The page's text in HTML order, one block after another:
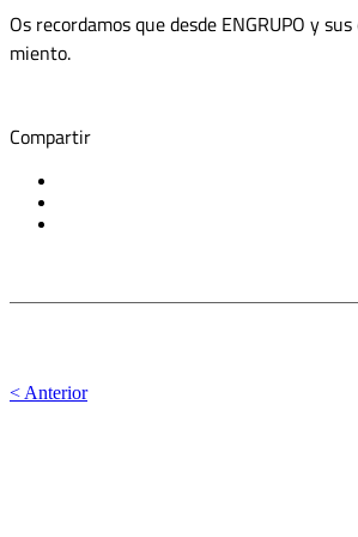
Os recordamos que desde EN­GRUPO y
miento.
Compartir
< Anterior